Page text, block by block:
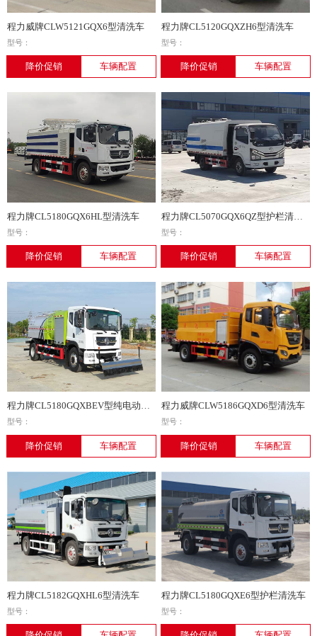
程力威牌CLW5121GQX6型清洗车
型号：
降价促销 车辆配置
程力牌CL5120GQXZH6型清洗车
型号：
降价促销 车辆配置
程力牌CL5180GQX6HL型清洗车
型号：
降价促销 车辆配置
程力牌CL5070GQX6QZ型护栏清洗车
型号：
降价促销 车辆配置
程力牌CL5180GQXBEV型纯电动清洗车
型号：
降价促销 车辆配置
程力威牌CLW5186GQXD6型清洗车
型号：
降价促销 车辆配置
程力牌CL5182GQXHL6型清洗车
型号：
程力牌CL5180GQXE6型护栏清洗车
型号：